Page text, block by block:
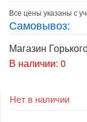
Все цены указаны с
Самовывоз:
Магазин
В наличии: 0
Нет в наличии